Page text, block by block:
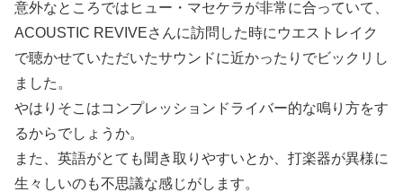
意外なところではヒュー・マセケラが非常に合っていて、
ACOUSTIC REVIVEさんに訪問した時にウエストレイク
で聴かせていただいたサウンドに近かったりでビックリし
ました。
やはりそこはコンプレッションドライバー的な鳴り方をす
るからでしょうか。
また、英語がとても聞き取りやすいとか、打楽器が異様に
生々しいのも不思議な感じがします。